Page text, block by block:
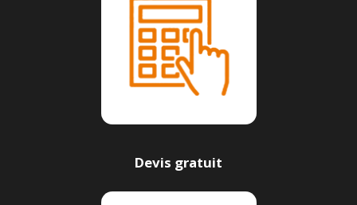
Devis gratuit